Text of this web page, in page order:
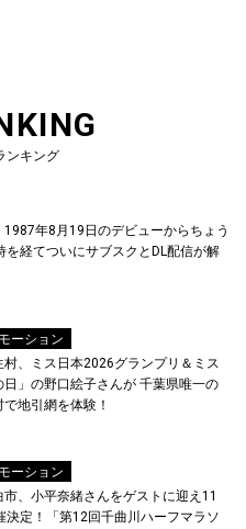
ンキング
1987年8月19日のデビューからちょう
を経てついにサブスクとDL配信が解
ーション
村、ミス日本2026グランプリ＆ミス
日」の野口絵子さんが 千葉県唯一の
地引網を体験！
ーション
市、小平奈緒さんをゲストに迎え11
決定！「第12回千曲川ハーフマラソ